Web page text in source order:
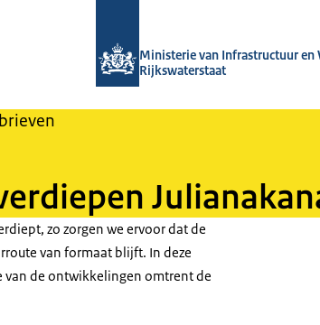
Ministerie van Infrastructuur en
Rijkswaterstaat
zo zorgen we ervoor dat de
van formaat blijft. In deze
van de ontwikkelingen omtrent de